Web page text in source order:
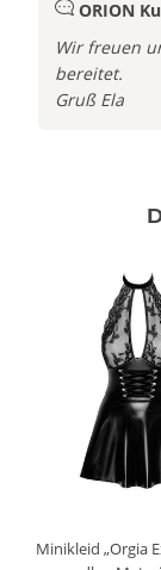
ORION
Wir freuen
bereitet.
Gruß Ela
Minikleid „Orgia